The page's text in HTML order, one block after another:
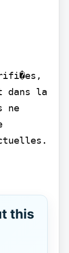
dans la
ne
this